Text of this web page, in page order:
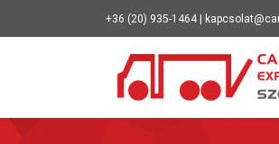
+36 (20) 935-1464 |